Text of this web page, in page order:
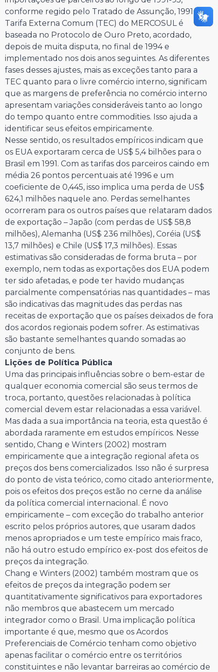
conforme regido pelo Tratado de Assunção, 1991. A
Tarifa Externa Comum (TEC) do MERCOSUL é
baseada no Protocolo de Ouro Preto, acordado,
depois de muita disputa, no final de 1994 e
implementado nos dois anos seguintes. As diferentes
fases desses ajustes, mais as exceções tanto para a
TEC quanto para o livre comércio interno, significam
que as margens de preferência no comércio interno
apresentam variações consideráveis tanto ao longo
do tempo quanto entre commodities. Isso ajuda a
identificar seus efeitos empiricamente.
Nesse sentido, os resultados empíricos indicam que
os EUA exportaram cerca de US$ 5,4 bilhões para o
Brasil em 1991. Com as tarifas dos parceiros caindo em
média 26 pontos percentuais até 1996 e um
coeficiente de 0,445, isso implica uma perda de US$
624,1 milhões naquele ano. Perdas semelhantes
ocorreram para os outros países que relataram dados
de exportação – Japão (com perdas de US$ 58,8
milhões), Alemanha (US$ 236 milhões), Coréia (US$
13,7 milhões) e Chile (US$ 17,3 milhões). Essas
estimativas são consideradas de forma bruta – por
exemplo, nem todas as exportações dos EUA podem
ter sido afetadas, e pode ter havido mudanças
parcialmente compensatórias nas quantidades – mas
são indicativas das magnitudes das perdas nas
receitas de exportação que os países deixados de fora
dos acordos regionais podem sofrer. As estimativas
são bastante semelhantes quando somadas ao
conjunto de bens.
Lições de Política Pública
Uma das principais influências sobre o bem-estar de
qualquer economia comercial são seus termos de
troca, portanto, questões relacionadas à política
comercial devem estar relacionadas a essa variável.
Mas dada a sua importância na teoria, esta questão é
abordada raramente em estudos empíricos. Nesse
sentido, Chang e Winters (2002) mostram
empiricamente que a integração regional afeta os
preços dos bens comercializados. Isso não é surpresa
do ponto de vista teórico, como citado anteriormente,
pois os efeitos dos preços estão no cerne da análise
da política comercial internacional. É novo
empiricamente – com exceção do trabalho anterior
escrito pelos próprios autores, que usaram dados
menos apropriados e um teste empírico mais fraco,
não há outro estudo empírico ex-post dos efeitos de
preços da integração.
Chang e Winters (2002) também mostram que os
efeitos de preços da integração podem ser
quantitativamente significativos para exportadores
não membros que abastecem um mercado
integrador como o Brasil. Uma implicação política
importante é que, mesmo que os Acordos
Preferenciais de Comércio tenham como objetivo
apenas facilitar o comércio entre os territórios
constituintes e não levantar barreiras ao comércio de